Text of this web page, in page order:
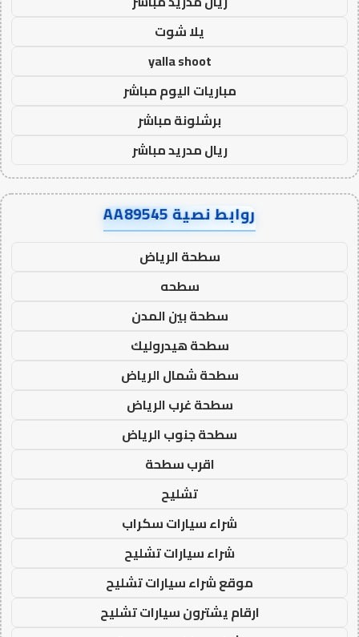
يلا شوت
yalla shoot
مباريات اليوم مباشر
برشلونة مباشر
ريال مدريد مباشر
روابط نصية AA89545
سطحة الرياض
سطحه
سطحة بين المدن
سطحة هيدروليك
سطحة شمال الرياض
سطحة غرب الرياض
سطحة جنوب الرياض
اقرب سطحة
تشليح
شراء سيارات سكراب
شراء سيارات تشليح
موقع شراء سيارات تشليح
ارقام يشترون سيارات تشليح